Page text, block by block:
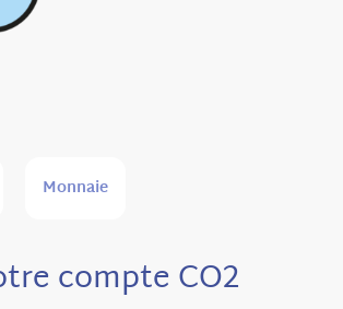
Monnaie
compte CO2